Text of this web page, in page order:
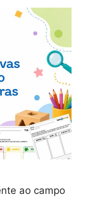
ao campo